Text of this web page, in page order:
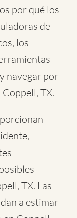
por qué los
de
los
navegar por
TX.
TX. Las
a estimar